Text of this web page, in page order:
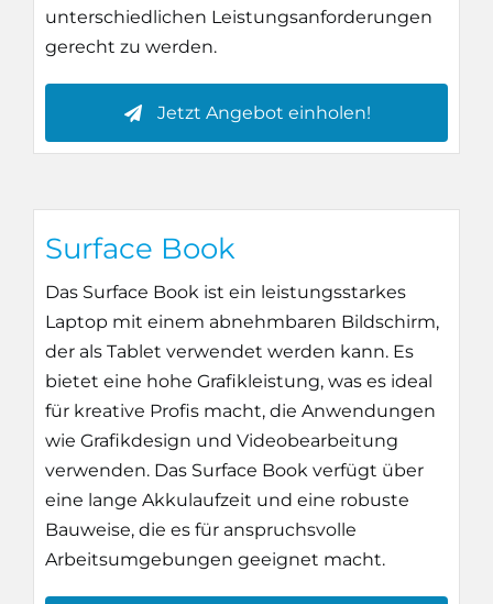
unterschiedlichen Leistungsanforderungen
gerecht zu werden.
Jetzt Angebot einholen!
Surface Book
Das Surface Book ist ein leistungsstarkes
Laptop mit einem abnehmbaren Bildschirm,
der als Tablet verwendet werden kann. Es
bietet eine hohe Grafikleistung, was es ideal
für kreative Profis macht, die Anwendungen
wie Grafikdesign und Videobearbeitung
verwenden. Das Surface Book verfügt über
eine lange Akkulaufzeit und eine robuste
Bauweise, die es für anspruchsvolle
Arbeitsumgebungen geeignet macht.